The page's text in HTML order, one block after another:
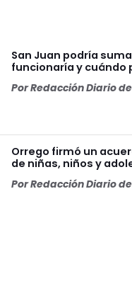
San Juan podría
funcionaría y cuándo
PorRedacción Diario
Orrego firmó un
de niñas, niños y
PorRedacción Diario